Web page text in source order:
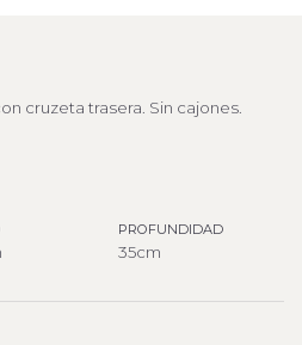
cruzeta trasera. Sin cajones.
PROFUNDIDAD
35cm